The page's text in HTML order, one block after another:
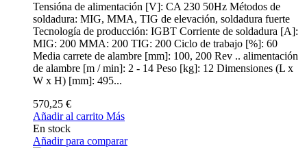
Tensióna de alimentación [V]: CA 230 50Hz Métodos de
soldadura: MIG, MMA, TIG de elevación, soldadura fuerte
Tecnología de producción: IGBT Corriente de soldadura [A]:
MIG: 200 MMA: 200 TIG: 200 Ciclo de trabajo [%]: 60
Media carrete de alambre [mm]: 100, 200 Rev .. alimentación
de alambre [m / min]: 2 - 14 Peso [kg]: 12 Dimensiones (L x
W x H) [mm]: 495...
570,25 €
Añadir al carrito Más
En stock
Añadir para comparar